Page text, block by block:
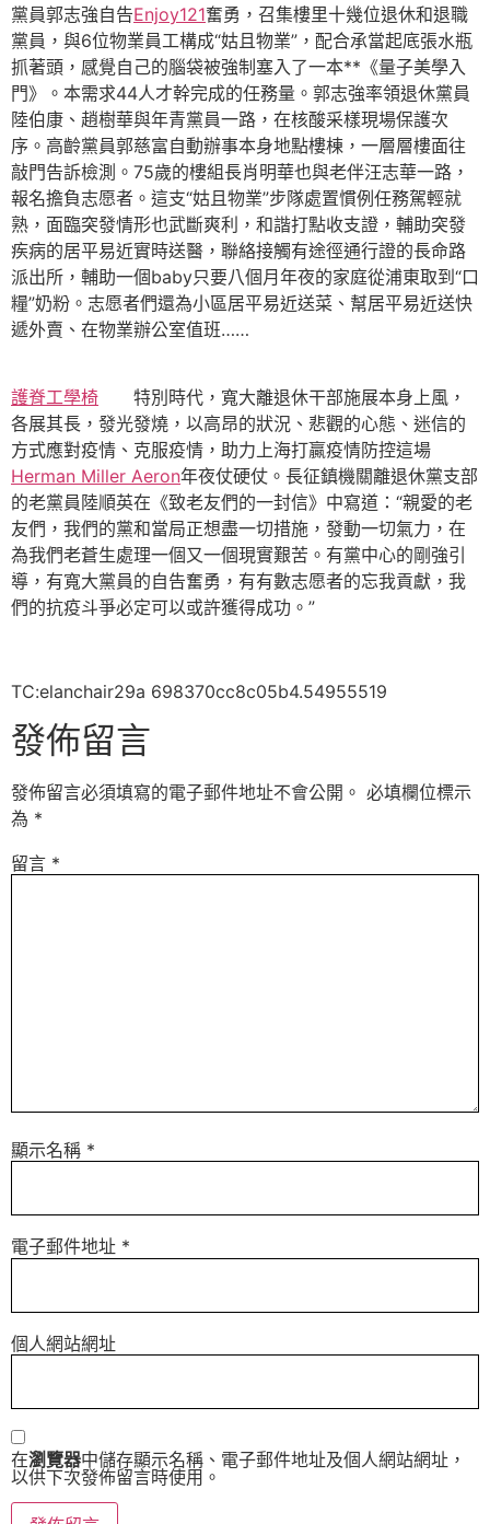
黨員郭志強自告Enjoy121奮勇，召集樓里十幾位退休和退職
黨員，與6位物業員工構成“姑且物業”，配合承當起底張水瓶
抓著頭，感覺自己的腦袋被強制塞入了一本**《量子美學入
門》。本需求44人才幹完成的任務量。郭志強率領退休黨員
陸伯康、趙樹華與年青黨員一路，在核酸采樣現場保護次
序。高齡黨員郭慈富自動辦事本身地點樓棟，一層層樓面往
敲門告訴檢測。75歲的樓組長肖明華也與老伴汪志華一路，
報名擔負志愿者。這支“姑且物業”步隊處置慣例任務駕輕就
熟，面臨突發情形也武斷爽利，和諧打點收支證，輔助突發
疾病的居平易近實時送醫，聯絡接觸有途徑通行證的長命路
派出所，輔助一個baby只要八個月年夜的家庭從浦東取到“口
糧”奶粉。志愿者們還為小區居平易近送菜、幫居平易近送快
遞外賣、在物業辦公室值班……
護脊工學椅 特別時代，寬大離退休干部施展本身上風，
各展其長，發光發燒，以高昂的狀況、悲觀的心態、迷信的
方式應對疫情、克服疫情，助力上海打贏疫情防控這場
Herman Miller Aeron年夜仗硬仗。長征鎮機關離退休黨支部
的老黨員陸順英在《致老友們的一封信》中寫道：“親愛的老
友們，我們的黨和當局正想盡一切措施，發動一切氣力，在
為我們老蒼生處理一個又一個現實艱苦。有黨中心的剛強引
導，有寬大黨員的自告奮勇，有有數志愿者的忘我貢獻，我
們的抗疫斗爭必定可以或許獲得成功。”
TC:elanchair29a 698370cc8c05b4.54955519
發佈留言
發佈留言必須填寫的電子郵件地址不會公開。 必填欄位標示
為 *
留言 *
顯示名稱 *
電子郵件地址 *
個人網站網址
在瀏覽器中儲存顯示名稱、電子郵件地址及個人網站網址，
以供下次發佈留言時使用。